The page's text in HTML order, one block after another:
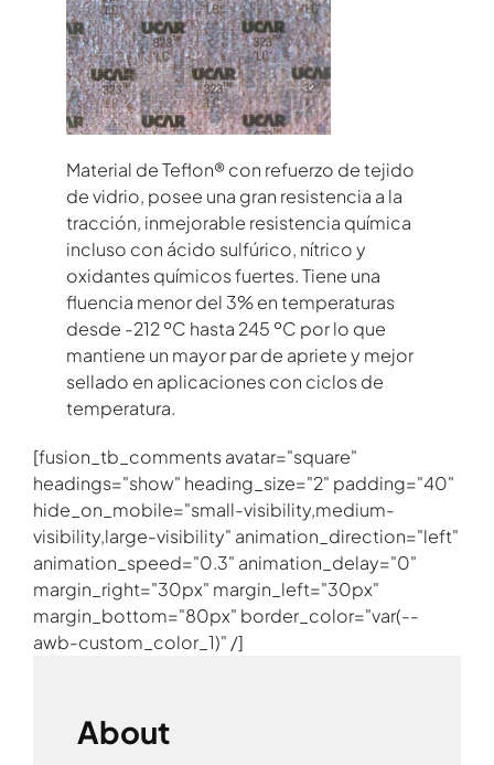
Material de Teflon® con refuerzo de tejido
de vidrio, posee una gran resistencia a la
tracción, inmejorable resistencia química
incluso con ácido sulfúrico, nítrico y
oxidantes químicos fuertes. Tiene una
fluencia menor del 3% en temperaturas
desde -212 ºC hasta 245 ºC por lo que
mantiene un mayor par de apriete y mejor
sellado en aplicaciones con ciclos de
temperatura.
[fusion_tb_comments avatar="square"
headings="show" heading_size="2" padding="40"
hide_on_mobile="small-visibility,medium-
visibility,large-visibility" animation_direction="left"
animation_speed="0.3" animation_delay="0"
margin_right="30px" margin_left="30px"
margin_bottom="80px" border_color="var(--
awb-custom_color_1)" /]
About